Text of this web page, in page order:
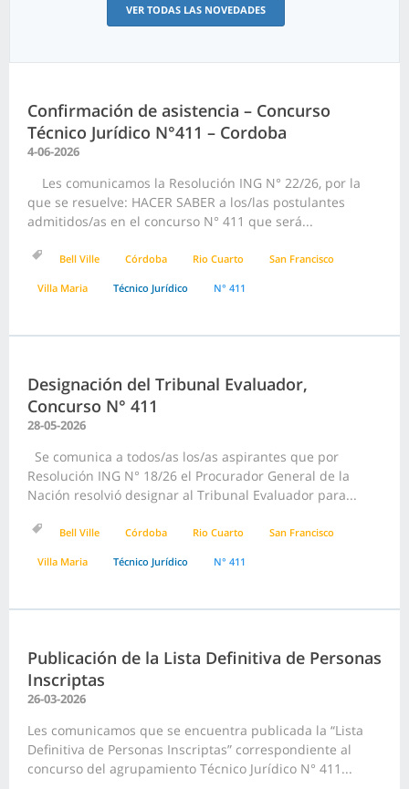
VER TODAS LAS NOVEDADES
Confirmación de asistencia – Concurso
Técnico Jurídico N°411 – Cordoba
4-06-2026
Les comunicamos la Resolución ING N° 22/26, por la
que se resuelve: HACER SABER a los/las postulantes
admitidos/as en el concurso N° 411 que será...
Bell Ville Córdoba Rio Cuarto San Francisco
Villa Maria Técnico Jurídico N° 411
Designación del Tribunal Evaluador,
Concurso N° 411
28-05-2026
Se comunica a todos/as los/as aspirantes que por
Resolución ING N° 18/26 el Procurador General de la
Nación resolvió designar al Tribunal Evaluador para...
Bell Ville Córdoba Rio Cuarto San Francisco
Villa Maria Técnico Jurídico N° 411
Publicación de la Lista Definitiva de Personas
Inscriptas
26-03-2026
Les comunicamos que se encuentra publicada la “Lista
Definitiva de Personas Inscriptas” correspondiente al
concurso del agrupamiento Técnico Jurídico N° 411...